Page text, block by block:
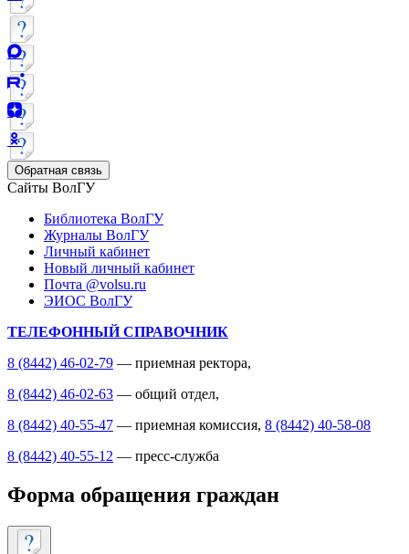
Обратная связь
Сайты ВолГУ
Библиотека ВолГУ
Журналы ВолГУ
Личный кабинет
Новый личный кабинет
Почта @volsu.ru
ЭИОС ВолГУ
ТЕЛЕФОННЫЙ СПРАВОЧНИК
8 (8442) 46-02-79 — приемная ректора,
8 (8442) 46-02-63 — общий отдел,
8 (8442) 40-55-47 — приемная комиссия, 8 (8442) 40-58-08
8 (8442) 40-55-12 — пресс-служба
Форма обращения граждан